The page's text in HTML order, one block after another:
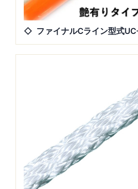
ファイナルCライン型式